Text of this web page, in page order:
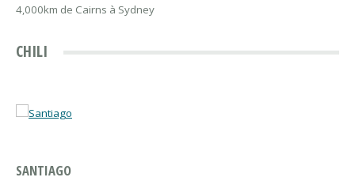
4,000km de Cairns à Sydney
CHILI
SANTIAGO